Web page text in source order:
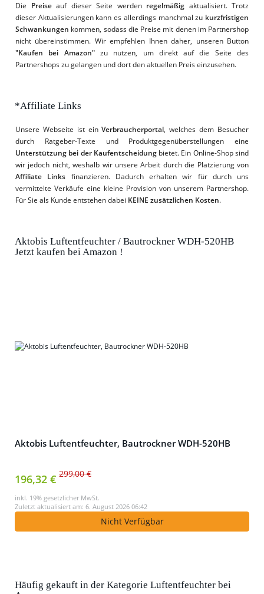
Die Preiseauf dieser Seite werden regelmäßig aktualisiert. Trotz
dieser Aktualisierungen kann es allerdings manchmal zu kurzfristigen
Schwankungen kommen, sodass die Preise mit denen im Partnershop
nicht übereinstimmen. Wir empfehlen Ihnen daher, unseren Button
"Kaufen bei Amazon"zu nutzen, um direkt auf die Seite des
Partnershops zu gelangen und dort den aktuellen Preis einzusehen.
*Affiliate Links
Unsere Webseite ist einVerbraucherportal, welches dem Besucher
durch Ratgeber-Texte und Produktgegenüberstellungen eine
Unterstützung bei der Kaufentscheidungbietet. Ein Online-Shop sind
wir jedoch nicht, weshalb wir unsere Arbeit durch die Platzierung von
Affiliate Links finanzieren. Dadurch erhalten wir für durch uns
vermittelte Verkäufe eine kleine Provision von unserem Partnershop.
Für Sie als Kunde entstehen dabei KEINE zusätzlichen Kosten.
Aktobis Luftentfeuchter / Bautrockner WDH-520HB
Jetzt kaufen bei Amazon !
Aktobis Luftentfeuchter, Bautrockner WDH-520HB
196,32 € 299,00 €
inkl. 19% gesetzlicher MwSt.
Zuletzt aktualisiert am: 6. August 2026 06:42
Nicht Verfügbar
Häufig gekauft in der Kategorie Luftentfeuchter bei